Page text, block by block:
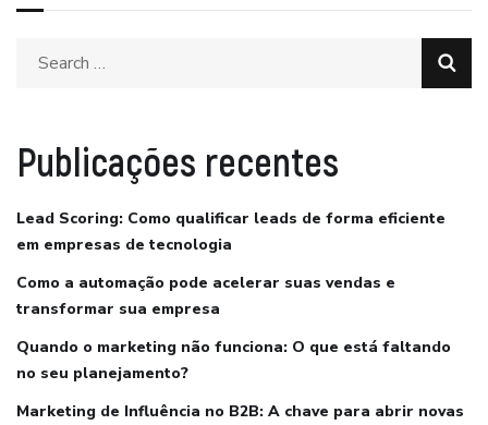
Publicações recentes
Lead Scoring: Como qualificar leads de forma eficiente
em empresas de tecnologia
Como a automação pode acelerar suas vendas e
transformar sua empresa
Quando o marketing não funciona: O que está faltando
no seu planejamento?
Marketing de Influência no B2B: A chave para abrir novas